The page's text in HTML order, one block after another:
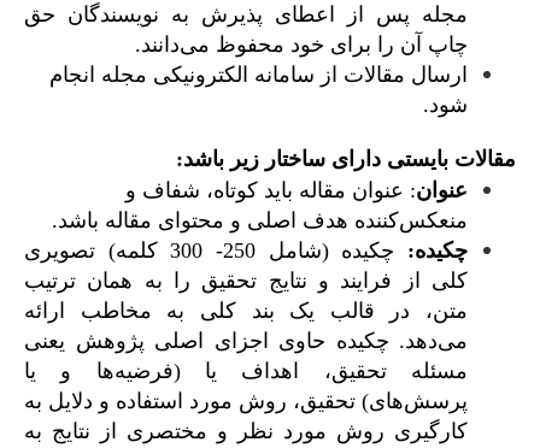
مجله پس از اعطای پذیرش به نویسندگان حق
چاپ آن را برای خود محفوظ می‌دانند.
ارسال مقالات از سامانه الکترونیکی مجله انجام
شود.
مقالات بایستی دارای ساختار زیر باشد:
عنوان: عنوان مقاله باید کوتاه، شفاف و
منعکس‌کننده هدف اصلی و محتوای مقاله باشد.
چکیده:
چکیده (شامل 250- 300 کلمه) تصویری
کلی از فرایند و نتایج تحقیق را به همان ترتیب
متن، در قالب یک بند کلی به مخاطب ارائه
می‌‌دهد. چکیده حاوی اجزای اصلی پژوهش یعنی
مسئله تحقیق، اهداف یا (فرضیه‌ها و یا
پرسش‌‌های) تحقیق، روش مورد استفاده و دلایل به
کارگیری روش مورد نظر و مختصری از نتایج به